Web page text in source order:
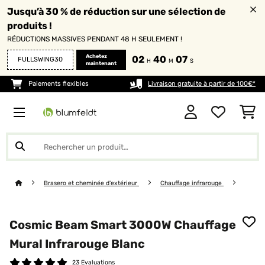
Jusqu’à 30 % de réduction sur une sélection de
produits !
RÉDUCTIONS MASSIVES PENDANT 48 H SEULEMENT !
FULLSWING30
Achetez
maintenant
02 H 40 M 07 S
Paiements flexibles Livraison gratuite à partir de 100€*
Brasero et cheminée d'extérieur Chauffage infrarouge
Cosmic Beam Smart 3000W Chauffage
Mural Infrarouge Blanc
23 Evaluations